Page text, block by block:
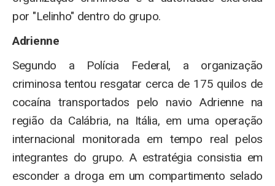
por "Lelinho" dentro do grupo.
Adrienne
Segundo a Polícia Federal, a organização
criminosa tentou resgatar cerca de 175 quilos de
cocaína transportados pelo navio Adrienne na
região da Calábria, na Itália, em uma operação
internacional monitorada em tempo real pelos
integrantes do grupo. A estratégia consistia em
esconder a droga em um compartimento selado